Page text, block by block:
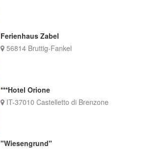
Ferienhaus Zabel
56814 Bruttig-Fankel
***Hotel Orione
IT-37010 Castelletto di Brenzone
"Wiesengrund"